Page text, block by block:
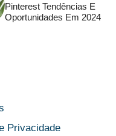
Pinterest Tendências E
Oportunidades Em 2024
Privacidade